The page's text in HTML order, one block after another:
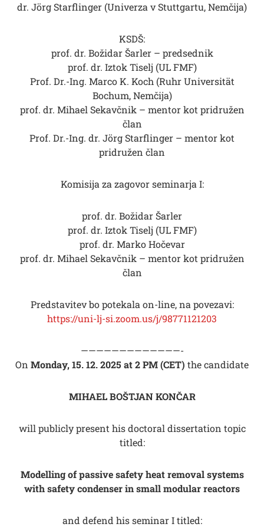
dr. Jörg Starflinger (Univerza v Stuttgartu, Nemčija)
KSDŠ:
prof. dr. Božidar Šarler – predsednik
prof. dr. Iztok Tiselj (UL FMF)
Prof. Dr.-Ing. Marco K. Koch (Ruhr Universität
Bochum, Nemčija)
prof. dr. Mihael Sekavčnik – mentor kot pridružen
član
Prof. Dr.-Ing. dr. Jörg Starflinger – mentor kot
pridružen član
Komisija za zagovor seminarja I:
prof. dr. Božidar Šarler
prof. dr. Iztok Tiselj (UL FMF)
prof. dr. Marko Hočevar
prof. dr. Mihael Sekavčnik – mentor kot pridružen
član
Predstavitev bo potekala on-line, na povezavi:
https://uni-lj-si.zoom.us/j/98771121203
—————————————-
On Monday, 15. 12. 2025 at 2 PM (CET) the candidate
MIHAEL BOŠTJAN KONČAR
will publicly present his doctoral dissertation topic
titled:
Modelling of passive safety heat removal systems
with safety condenser in small modular reactors
and defend his seminar I titled: